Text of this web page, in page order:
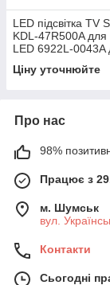
LED підсвітка TV
KDL-47R500A для
LED 6922L-0043A
Ціну уточнюйте
Про нас
98%
Працює з
м. Шумськ
вул.
Контакти
Сьогодні